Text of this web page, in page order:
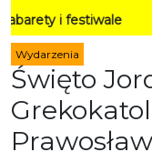
Wydarzenia
Święto